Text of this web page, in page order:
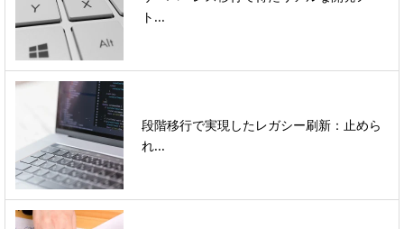
ト...
段階移行で実現したレガシー刷新：止めら
れ...